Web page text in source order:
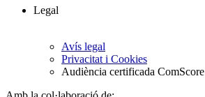
Legal
Avís legal
Privacitat i Cookies
Audiència certificada ComScore